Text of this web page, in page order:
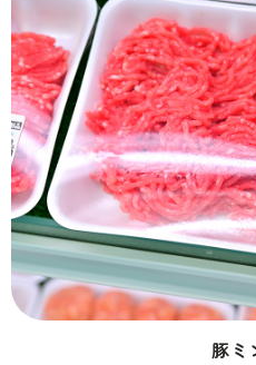
豚ミ